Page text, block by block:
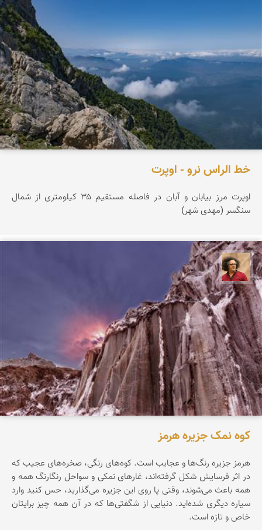
خط الراس نرو - اوپرت
اوپرت مرز بیابان و آبان در فاصله مستقیم ۳۵ کیلومتری از شمال
سنگسر (مهدی شهر)
مصطفی ربیعی بهشتی
کوه نمک جزیره هرمز
هرمز جزیره‌ رنگ‌ها‌ و عجایب است. کوه‌های رنگی، صخره‌های عجیب که
در اثر فرسایش شکل گرفته‌اند، غارهای نمکی و سواحل رنگارنگ همه و
همه باعث می‌شوند، وقتی پا روی این جزیره می‌گذارید، حس کنید وارد
سیاره‌ دیگری شده‌اید. دنیایی از شگفتی‌ها که در آن همه چیز برایتان
خاص و تازه است.